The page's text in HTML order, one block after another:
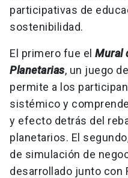
participativas de
sostenibilidad.
El primero fue el Mural
Planetarias, un juego
permite a los
sistémico y
y efecto detrás del
planetarios. El
de simulación de
desarrollado junto con